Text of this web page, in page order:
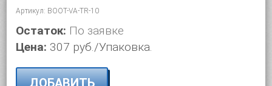
Артикул: BOOT-VA-TR-10
Остаток: По заявке
Цена: 307 руб./Упаковка.
ДОБАВИТЬ